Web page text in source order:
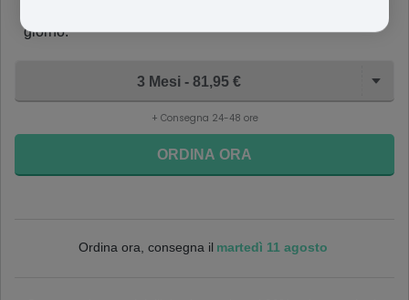
giorno.
3 Mesi - 81,95 €
+ Consegna 24-48 ore
ORDINA ORA
Ordina ora, consegna il martedì 11 agosto